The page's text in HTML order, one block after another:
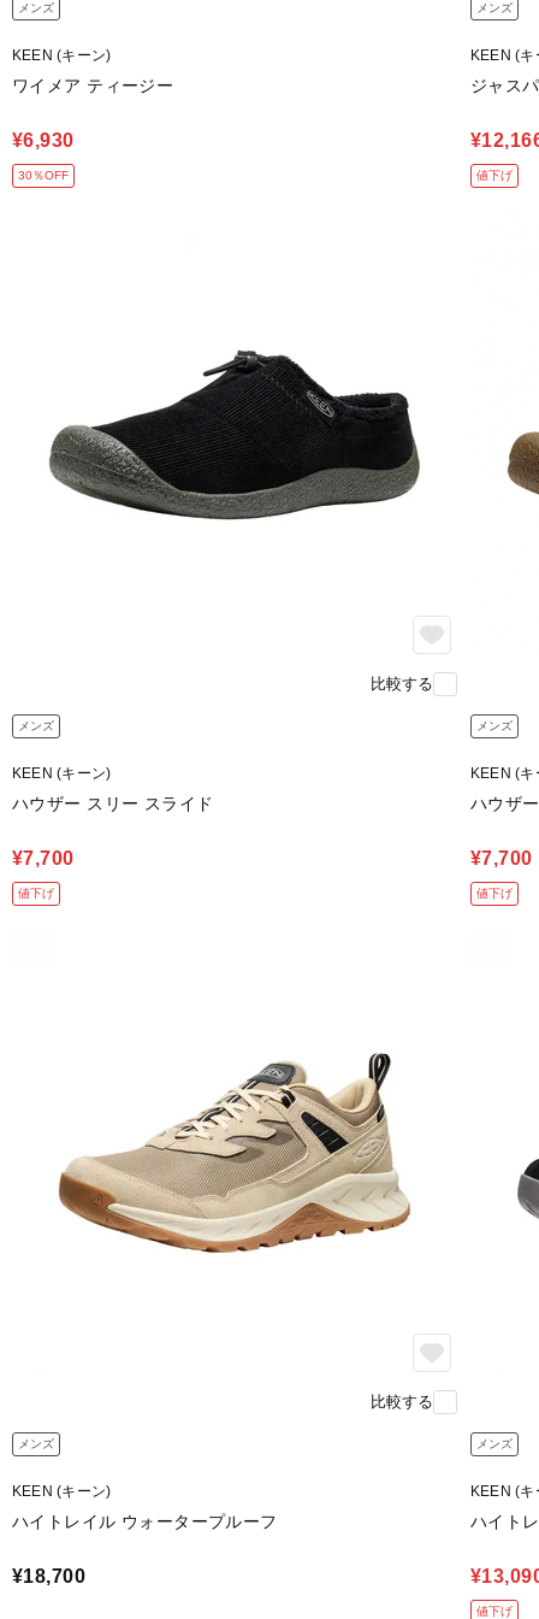
メンズ
KEEN (キーン)
ワイメア ティージー
¥6,930
30％OFF
メンズ
KEEN (キ
ジャス
値下げ
比較する
メンズ
KEEN (キーン)
ハウザー スリー スライド
¥7,700
値下げ
メンズ
KEEN (キ
ハウザ
¥7,700
値下げ
比較する
メンズ
KEEN (キーン)
ハイトレイル ウォータープルーフ
¥18,700
メンズ
KEEN (キ
ハイト
値下げ